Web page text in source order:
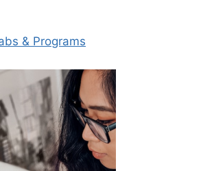
& Programs